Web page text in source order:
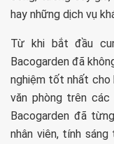
hay những dịch vụ
Từ khi bắt đầu
Bacogarden đã
nghiệm tốt nhất cho
văn phòng trên
Bacogarden đã
nhân viên, tính